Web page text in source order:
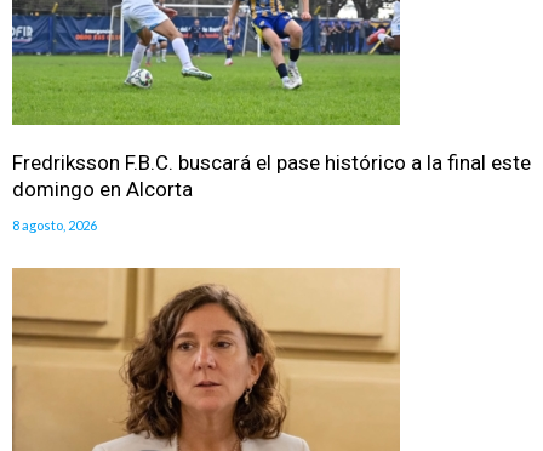
Fredriksson F.B.C. buscará el pase histórico a la final este
domingo en Alcorta
8 agosto, 2026